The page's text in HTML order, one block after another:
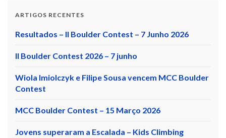
ARTIGOS RECENTES
Resultados – II Boulder Contest – 7 Junho 2026
II Boulder Contest 2026 – 7 junho
Wiola Imiolczyk e Filipe Sousa vencem MCC Boulder
Contest
MCC Boulder Contest – 15 Março 2026
Jovens superaram a Escalada – Kids Climbing